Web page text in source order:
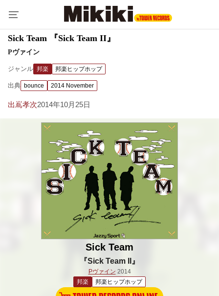
Sick Team 『Sick Team II』
Pヴァイン
ジャンル 邦楽 邦楽ヒップホップ
出典 bounce 2014 November
出嶌孝次2014年10月25日
Sick Team
『Sick Team II』
Pヴァイン 2014
邦楽
邦楽ヒップホップ